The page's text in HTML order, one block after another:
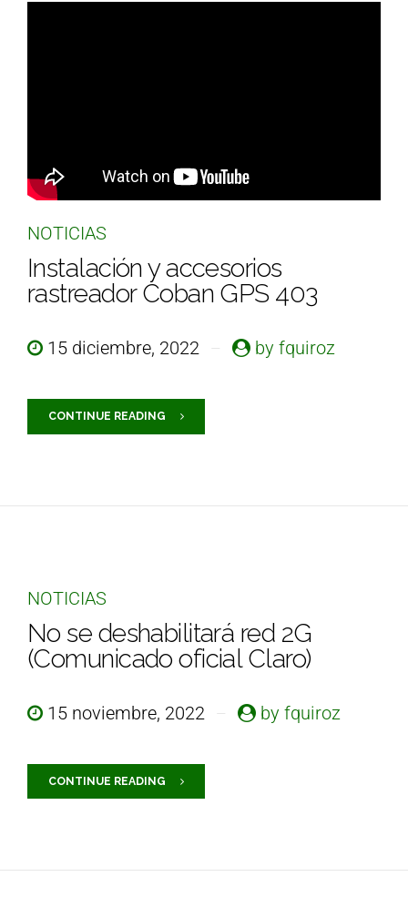
NOTICIAS
Instalación y accesorios
rastreador Coban GPS 403
15 diciembre, 2022 by fquiroz
CONTINUE READING
NOTICIAS
No se deshabilitará red 2G
(Comunicado oficial Claro)
15 noviembre, 2022 by fquiroz
CONTINUE READING